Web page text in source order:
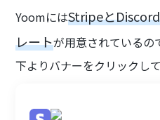
YoomにはStripeと
レートが用意されているの
下よりバナーをクリックし